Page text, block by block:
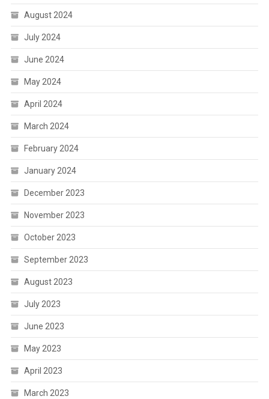
August 2024
July 2024
June 2024
May 2024
April 2024
March 2024
February 2024
January 2024
December 2023
November 2023
October 2023
September 2023
August 2023
July 2023
June 2023
May 2023
April 2023
March 2023